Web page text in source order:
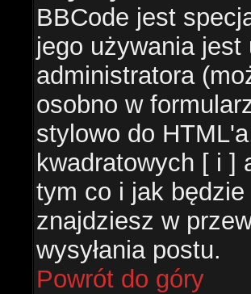
BBCode jest
jego używania
administratora
osobno w
stylowo do
kwadratowych [ i ]
tym co i jak
znajdziesz w
wysyłania postu.
Powrót do góry